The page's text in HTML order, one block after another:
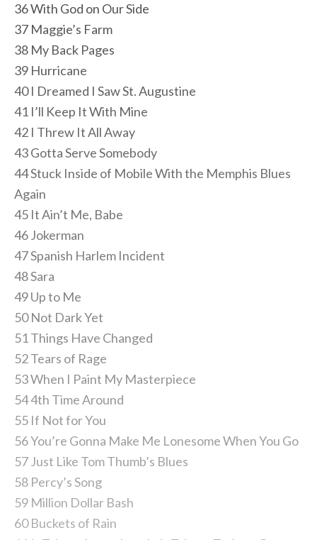
36 With God on Our Side
37 Maggie’s Farm
38 My Back Pages
39 Hurricane
40 I Dreamed I Saw St. Augustine
41 I’ll Keep It With Mine
42 I Threw It All Away
43 Gotta Serve Somebody
44 Stuck Inside of Mobile With the Memphis Blues
Again
45 It Ain’t Me, Babe
46 Jokerman
47 Spanish Harlem Incident
48 Sara
49 Up to Me
50 Not Dark Yet
51 Things Have Changed
52 Tears of Rage
53 When I Paint My Masterpiece
54 4th Time Around
55 If Not for You
56 You’re Gonna Make Me Lonesome When You Go
57 Just Like Tom Thumb’s Blues
58 Percy’s Song
59 Million Dollar Bash
60 Buckets of Rain